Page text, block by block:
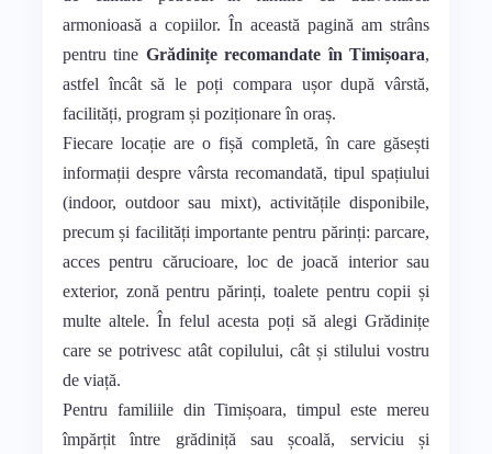
armonioasă a copiilor. În această pagină am strâns
pentru tine Grădinițe recomandate în Timișoara,
astfel încât să le poți compara ușor după vârstă,
facilități, program și poziționare în oraș.
Fiecare locație are o fișă completă, în care găsești
informații despre vârsta recomandată, tipul spațiului
(indoor, outdoor sau mixt), activitățile disponibile,
precum și facilități importante pentru părinți: parcare,
acces pentru cărucioare, loc de joacă interior sau
exterior, zonă pentru părinți, toalete pentru copii și
multe altele. În felul acesta poți să alegi Grădinițe
care se potrivesc atât copilului, cât și stilului vostru
de viață.
Pentru familiile din Timișoara, timpul este mereu
împărțit între grădiniță sau școală, serviciu și